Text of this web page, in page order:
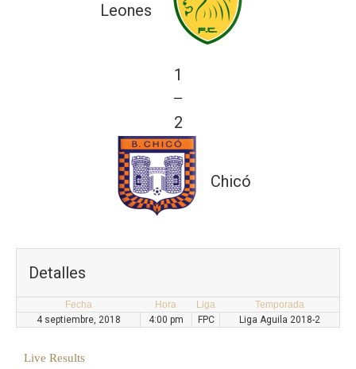
Leones
1
—
2
Chicó
Detalles
Fecha Hora Liga
Temporada
4 septiembre, 2018
4:00 pm FPC Liga Aguila 2018-2
Live Results